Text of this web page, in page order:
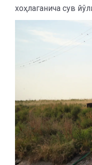
хоҳлаганича сув